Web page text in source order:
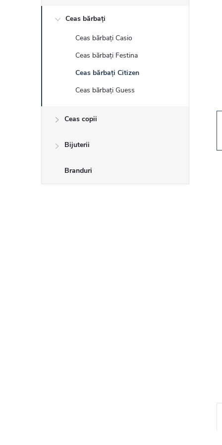
t
a
Ceas bărbați
Ceas bărbați Casio
Ceas bărbați Festina
Ceas bărbați Citizen
Ceas bărbați Guess
Ceas copii
Bijuterii
Branduri